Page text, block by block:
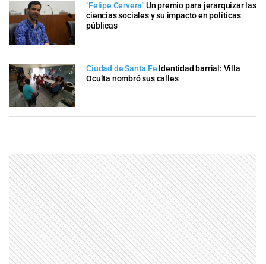
"Felipe Cervera"Un premio para jerarquizar las
ciencias sociales y su impacto en políticas
públicas
Ciudad de Santa Fe Identidad barrial: Villa
Oculta nombró sus calles